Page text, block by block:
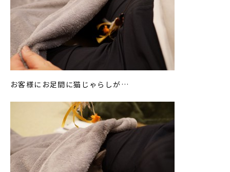
お客様にお足間に猫じゃらしが…